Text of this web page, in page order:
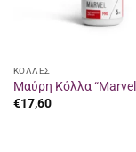
ΚΟΛΛΕΣ
Μαύρη Κόλλα
€17,60